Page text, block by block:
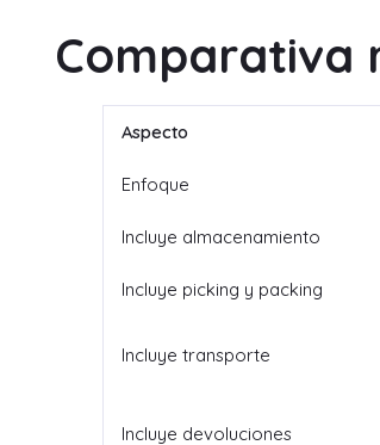
Comparativa
Aspecto
Enfoque
Incluye almacenamiento
Incluye picking y packing
Incluye transporte
Incluye devoluciones